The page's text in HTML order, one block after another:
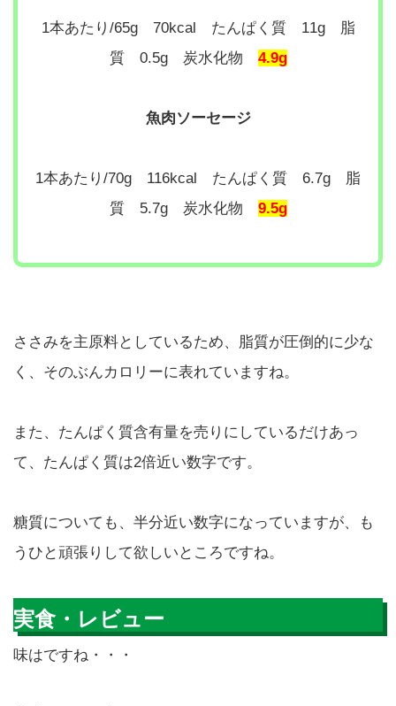
1本あたり/65g 70kcal たんぱく質 11g 脂
質 0.5g 炭水化物 4.9g
魚肉ソーセージ
1本あたり/70g 116kcal たんぱく質 6.7g 脂
質 5.7g 炭水化物 9.5g
ささみを主原料としているため、脂質が圧倒的に少な
く、そのぶんカロリーに表れていますね。
また、たんぱく質含有量を売りにしているだけあっ
て、たんぱく質は2倍近い数字です。
糖質についても、半分近い数字になっていますが、も
うひと頑張りして欲しいところですね。
実食・レビュー
味はですね・・・